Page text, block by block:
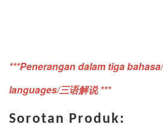
***Penerangan dalam tiga
languages/三语解说 ***
Sorotan Produk: